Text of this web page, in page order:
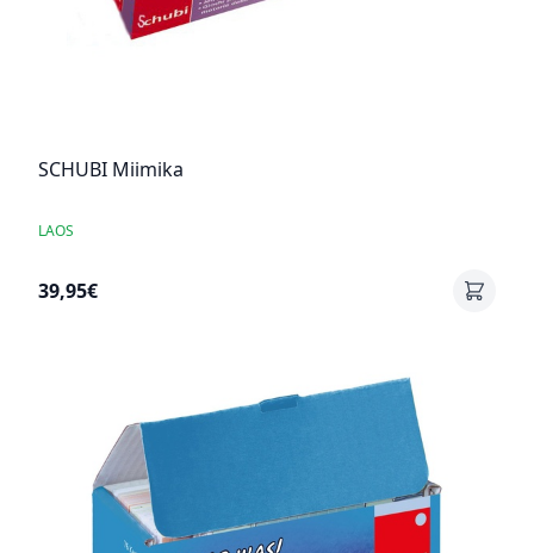
SCHUBI Miimika
LAOS
39,95€